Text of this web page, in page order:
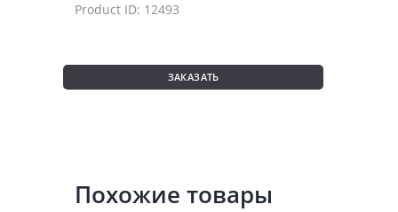
Product ID: 12493
ЗАКАЗАТЬ
Похожие товары